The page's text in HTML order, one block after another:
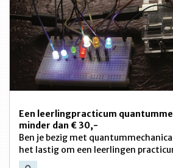
Een leerlingpracticum
minder dan € 30,-
Ben je bezig met
het lastig om een leerlingen